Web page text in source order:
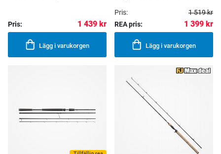
Pris: 1 439 kr
Lägg i varukorgen
Pris:
1 519 kr
REA pris:
1 399 kr
Lägg i varukorgen